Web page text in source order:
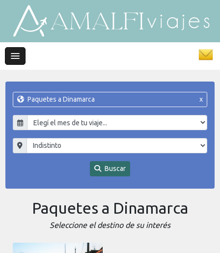
Paquetes a Dinamarca x
Buscar
Paquetes a Dinamarca
Seleccione el destino de su interés